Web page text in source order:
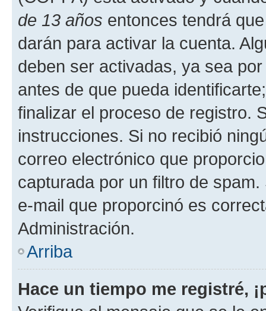
de 13 años entonces tendrá
darán para activar la cuenta.
deben ser activadas, ya sea
antes de que pueda
finalizar el proceso de registro.
instrucciones. Si no recibió
correo electrónico que
capturada por un filtro de
e-mail que proporcinó es
Administración.
Arriba
Hace un tiempo me registré,